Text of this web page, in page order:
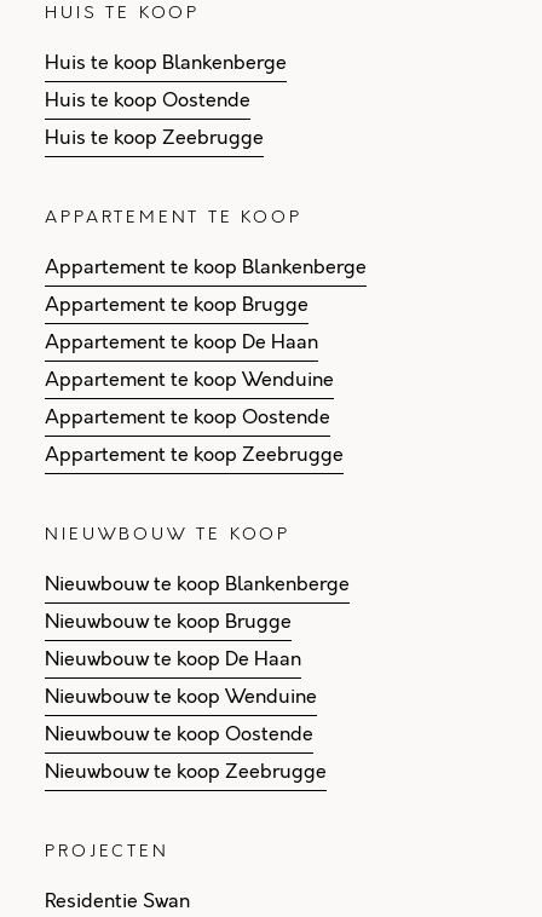
HUIS TE KOOP
Huis te koop Blankenberge
Huis te koop Oostende
Huis te koop Zeebrugge
APPARTEMENT TE KOOP
Appartement te koop Blankenberge
Appartement te koop Brugge
Appartement te koop De Haan
Appartement te koop Wenduine
Appartement te koop Oostende
Appartement te koop Zeebrugge
NIEUWBOUW TE KOOP
Nieuwbouw te koop Blankenberge
Nieuwbouw te koop Brugge
Nieuwbouw te koop De Haan
Nieuwbouw te koop Wenduine
Nieuwbouw te koop Oostende
Nieuwbouw te koop Zeebrugge
PROJECTEN
Residentie Swan